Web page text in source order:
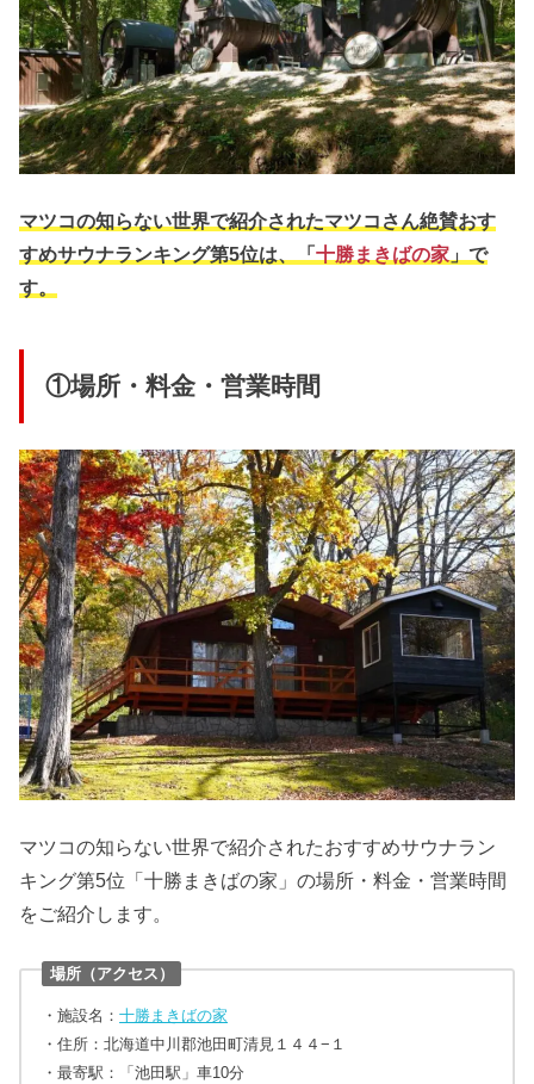
マツコの知らない世界で紹介されたマツコさん絶賛おす
すめサウナランキング第5位は、「十勝まきばの家 」で
す。
①場所・料金・営業時間
マツコの知らない世界で紹介されたおすすめサウナラン
キング第5位「十勝まきばの家」の場所・料金・営業時間
をご紹介します。
場所（アクセス）
・施設名：十勝まきばの家
・住所：北海道中川郡池田町清見１４４−１
・最寄駅：「池田駅」車10分